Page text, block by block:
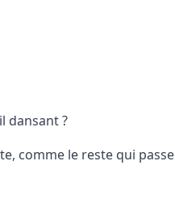
dansant ?
comme le reste qui passe